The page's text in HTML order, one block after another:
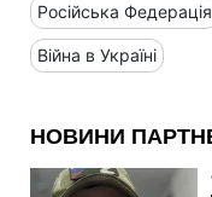
Російська Федерація
Війна в Україні